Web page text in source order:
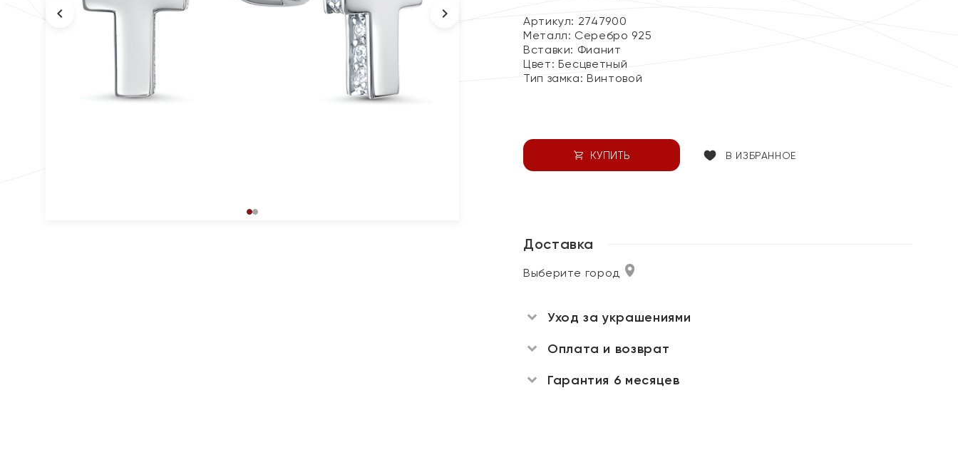
Артикул: 2747900
Металл: Серебро 925
Вставки: Фианит
Цвет: Бесцветный
Тип замка:Винтовой
КУПИТЬ В ИЗБРАННОЕ
Доставка
Выберите город
Уход за украшениями
Оплата и возврат
Гарантия 6 месяцев